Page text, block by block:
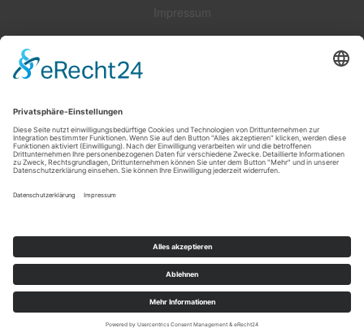
Impressum
Widerrufsrecht
Versandoptionen
*Alle Preise in Euro inkl. gesetzlicher USt., zzgl.Versand
Hintergrund auf Deteilseite von Fotolia.
Alle weiteren Bilder sind Eigentum von Carla Leushuis.